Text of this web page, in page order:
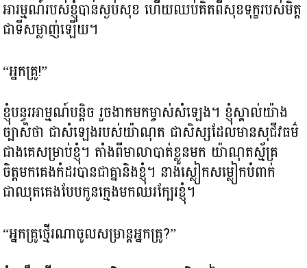
អារម្មណ៍របស់ខ្ញុំបានស្ងប់សុខ ហើយឈប់គិតពីសុខទុក្ខរបស់មិត្ត
ជាទីសម្លាញ់ឡើយ។
“អ្នកគ្រូ!”
ខ្ញុំបន្ធូរអាម្មណ៍បន្តិច រួចងាកមកម្ចាស់សំឡេង។ ខ្ញុំស្គាល់យ៉ាង
ច្បាស់ថា ជាសំឡេងរបស់យ៉ាណុត ជាសិស្សដែលមានសុជីវធម៌
ជាងគេសម្រាប់ខ្ញុំ។ តាំងពីមាលាបាត់ខ្លួនមក យ៉ាណុតស្ម័គ្រ
ចិត្តមកគេងកំដរបានជាគ្នានិងខ្ញុំ។ នាងស្លៀកសម្លៀកបំពាក់
ជាឈុតគេងបែបកូនក្មេងមកឈរក្បែរខ្ញុំ។
“អ្នកគ្រូថ្មើរណាចូលសម្រាន្តអ្នកគ្រូ?”